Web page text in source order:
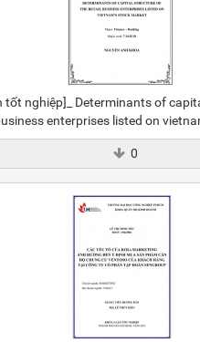
tốt nghiệp]_ Determinants of
enterprises listed on
0